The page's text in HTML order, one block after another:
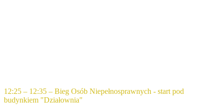
12:25 – 12:35 – Bieg Osób Niepełnosprawnych - start pod
budynkiem "Działownia"